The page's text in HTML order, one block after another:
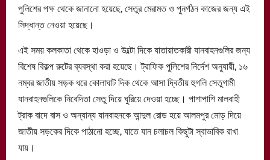
পুলিশের পক্ষ থেকে জানানো হয়েছে, সেতুর মেরামত ও পুনর্গঠন কাজের জন্য এই
সিদ্ধান্ত নেওয়া হয়েছে।
এই সময় কলকাতা থেকে হাওড়া ও উল্টো দিকে যাতায়াতকারী যানবাহনগুলির জন্য
বিশেষ বিকল্প রুটের ব্যবস্থা করা হয়েছে। ট্রাফিক পুলিশের নির্দেশ অনুযায়ী, ১৬
নম্বর জাতীয় সড়ক ধরে কোলাঘাট দিক থেকে আসা দ্বিতীয় হুগলি সেতুগামী
যানবাহনগুলিকে নিবেদিতা সেতু দিয়ে ঘুরিয়ে দেওয়া হচ্ছে। পাশাপাশি মালবাহী
ট্রাক বাদে বাস ও অন্যান্য যানবাহনকে আন্দুল রোড হয়ে আলমপুর মোড় দিয়ে
জাতীয় সড়কের দিকে পাঠানো হচ্ছে, যাতে যান চলাচল কিছুটা স্বাভাবিক রাখা
যায়।